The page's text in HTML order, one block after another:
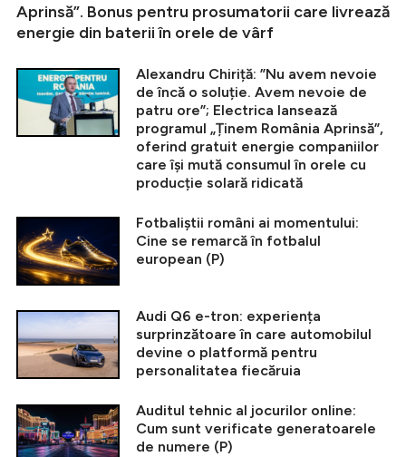
Aprinsă”. Bonus pentru prosumatorii care livrează
energie din baterii în orele de vârf
Alexandru Chiriță: ”Nu avem nevoie
de încă o soluție. Avem nevoie de
patru ore”; Electrica lansează
programul „Ținem România Aprinsă”,
oferind gratuit energie companiilor
care își mută consumul în orele cu
producție solară ridicată
Fotbaliștii români ai momentului:
Cine se remarcă în fotbalul
european (P)
Audi Q6 e-tron: experiența
surprinzătoare în care automobilul
devine o platformă pentru
personalitatea fiecăruia
Auditul tehnic al jocurilor online:
Cum sunt verificate generatoarele
de numere (P)